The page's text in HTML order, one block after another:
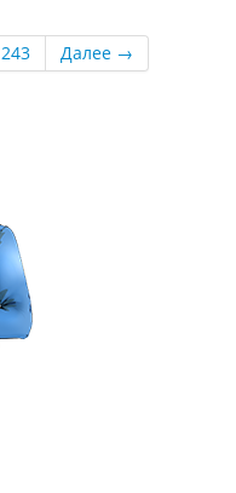
243 Далее →